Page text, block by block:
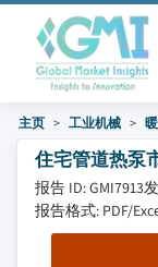
主页 工业机械
住宅管道热泵
报告 ID: GMI7913
报告格式: PDF/